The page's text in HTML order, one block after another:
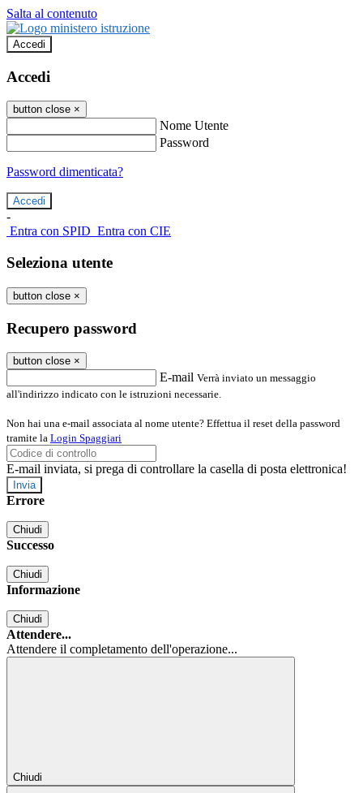
Salta al contenuto
Accedi
Accedi
button close ×
Nome Utente
Password
Password dimenticata?
-
Entra con SPID Entra con CIE
Seleziona utente
button close ×
Recupero password
button close ×
E-mail Verrà inviato un messaggio
all'indirizzo indicato con le istruzioni necessarie.
Non hai una e-mail associata al nome utente? Effettua il reset della password
tramite la Login Spaggiari
E-mail inviata, si prega di controllare la casella di posta elettronica!
Errore
Chiudi
Successo
Chiudi
Informazione
Chiudi
Attendere...
Attendere il completamento dell'operazione...
Chiudi